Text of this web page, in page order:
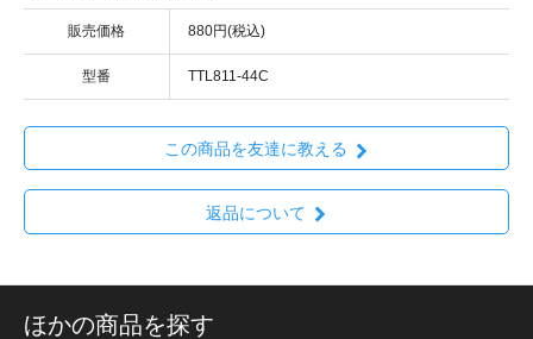
販売価格 880円(税込)
型番 TTL811-44C
この商品を友達に教える
返品について
ほかの商品を探す